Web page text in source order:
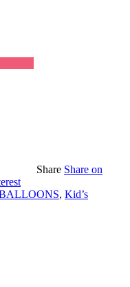
Share Share on
, Kid’s